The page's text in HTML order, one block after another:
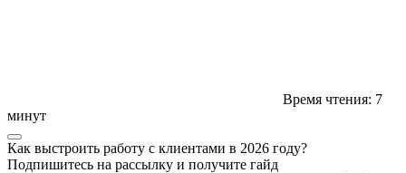
Время чтения: 7
минут
Как выстроить работу с клиентами в 2026 году?
Подпишитесь на рассылку и получите гайд